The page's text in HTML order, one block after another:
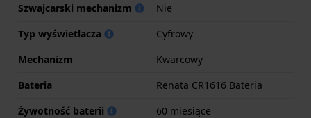
Szwajcarski mechanizm
Nie
Typ wyświetlacza
Cyfrowy
Mechanizm
Kwarcowy
Bateria
Renata CR1616 Bateria
Żywotność baterii
60 miesiące